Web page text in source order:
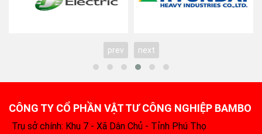
prev next
CÔNG TY CỔ PHẦN VẬT TƯ CÔNG NGHIỆP BAMBO
Trụ sở chính: Khu 7 - Xã Dân Chủ - Tỉnh Phú Thọ